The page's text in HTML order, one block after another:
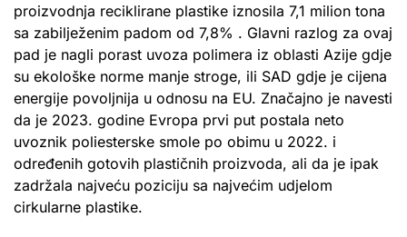
proizvodnja reciklirane plastike iznosila 7,1 milion tona
sa zabilježenim padom od 7,8% . Glavni razlog za ovaj
pad je nagli porast uvoza polimera iz oblasti Azije gdje
su ekološke norme manje stroge, ili SAD gdje je cijena
energije povoljnija u odnosu na EU. Značajno je navesti
da je 2023. godine Evropa prvi put postala neto
uvoznik poliesterske smole po obimu u 2022. i
određenih gotovih plastičnih proizvoda, ali da je ipak
zadržala najveću poziciju sa najvećim udjelom
cirkularne plastike.